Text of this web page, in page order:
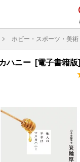
ホビー・スポーツ・美術
ハニー [電子書籍版]